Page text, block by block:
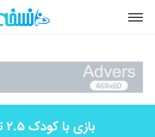
بازی با کودک 2.5 تا 3.5 ساله